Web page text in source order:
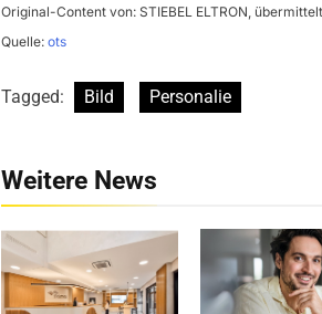
Original-Content von: STIEBEL ELTRON,
Quelle: ots
Tagged: Bild Personalie
Weitere News